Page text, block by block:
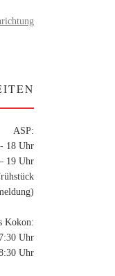
Werkstatt
ASP:
18 Uhr
19 Uhr
Kokon:
Uhr
Uhr